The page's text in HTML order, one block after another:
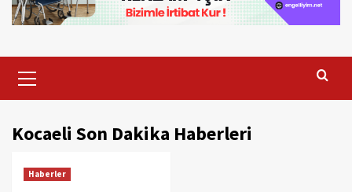
Menu
Kocaeli Son Dakika Haberleri
Haberler